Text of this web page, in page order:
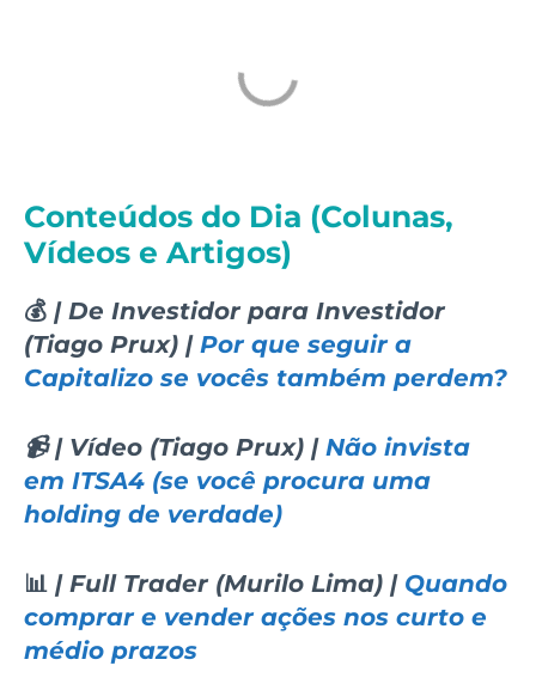
Conteúdos do Dia (Colunas,
Vídeos e Artigos)
💰 | De Investidor para Investidor
(Tiago Prux) | Por que seguir a
Capitalizo se vocês também perdem?
📹 | Vídeo (Tiago Prux) | Não invista
em ITSA4 (se você procura uma
holding de verdade)
📊 | Full Trader (Murilo Lima) | Quando
comprar e vender ações nos curto e
médio prazos